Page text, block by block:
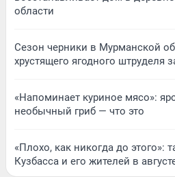
области
Сезон черники в Мурманской
хрустящего ягодного штруделя
«Напоминает куриное мясо»:
необычный гриб — что это
«Плохо, как никогда до этого»:
Кузбасса и его жителей в